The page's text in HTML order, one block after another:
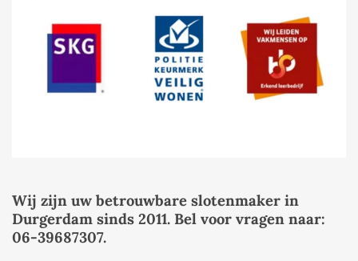
Wij zijn uw betrouwbare slotenmaker in
Durgerdam sinds 2011. Bel voor vragen naar:
06-39687307.